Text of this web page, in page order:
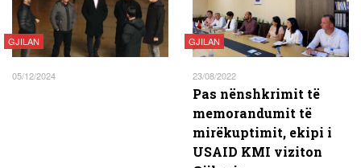
GJILAN
05/12/2024
GJILAN
23/08/2022
Pas nënshkrimit të
memorandumit të
mirëkuptimit, ekipi i
USAID KMI viziton